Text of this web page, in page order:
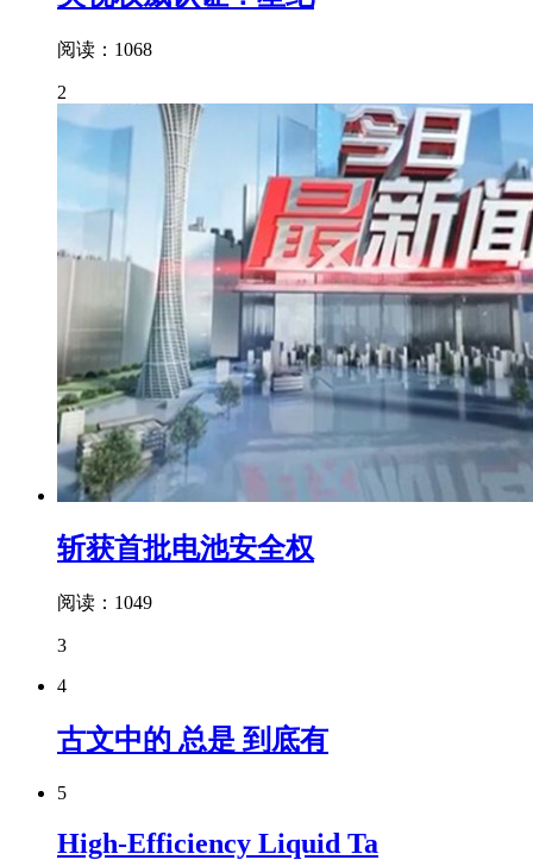
阅读：1068
2
斩获首批电池安全权
阅读：1049
3
4
古文中的 总是 到底有
5
High-Efficiency Liquid Ta